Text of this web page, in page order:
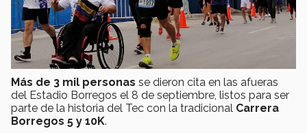
Más de 3 mil personas se dieron cita en las afueras
del Estadio Borregos el 8 de septiembre, listos para ser
parte de la historia del Tec con la tradicional Carrera
Borregos 5 y 10K.